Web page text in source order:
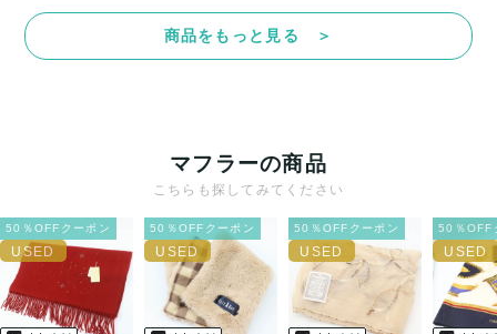
決済方法
送料：¥1,650 (見込み)
送料表を確認する
出荷目安：5営業日以内
出荷予定日：なるべく最短で発送致します。
兵庫県から出荷
商品をもっと見る ＞
マフラーの商品
こちらも探してみてください
50％OFFクーポン 50％OFFクーポン 50％OFFクーポン 50％OFF